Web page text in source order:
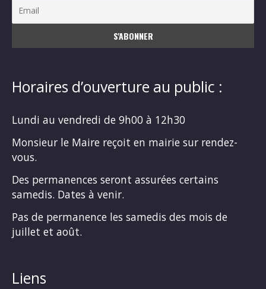
Horaires d’ouverture au public :
Lundi au vendredi de 9h00 à 12h30
Monsieur le Maire reçoit en mairie sur rendez-
vous.
Des permanences seront assurées certains
samedis. Dates à venir.
Pas de permanence les samedis des mois de
juillet et août.
Liens